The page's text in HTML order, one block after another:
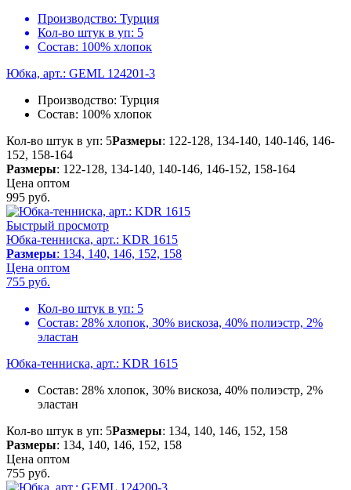
Производство: Турция
Кол-во штук в уп: 5
Состав: 100% хлопок
Юбка, арт.: GEML 124201-3
Производство: Турция
Состав: 100% хлопок
Кол-во штук в уп: 5Размеры: 122-128, 134-140, 140-146, 146-
152, 158-164
Размеры: 122-128, 134-140, 140-146, 146-152, 158-164
Цена оптом
995 руб.
Быстрый просмотр
Юбка-тенниска, арт.: KDR 1615
Размеры: 134, 140, 146, 152, 158
Цена оптом
755 руб.
Кол-во штук в уп: 5
Состав: 28% хлопок, 30% вискоза, 40% полиэстр, 2%
эластан
Юбка-тенниска, арт.: KDR 1615
Состав: 28% хлопок, 30% вискоза, 40% полиэстр, 2%
эластан
Кол-во штук в уп: 5Размеры: 134, 140, 146, 152, 158
Размеры: 134, 140, 146, 152, 158
Цена оптом
755 руб.